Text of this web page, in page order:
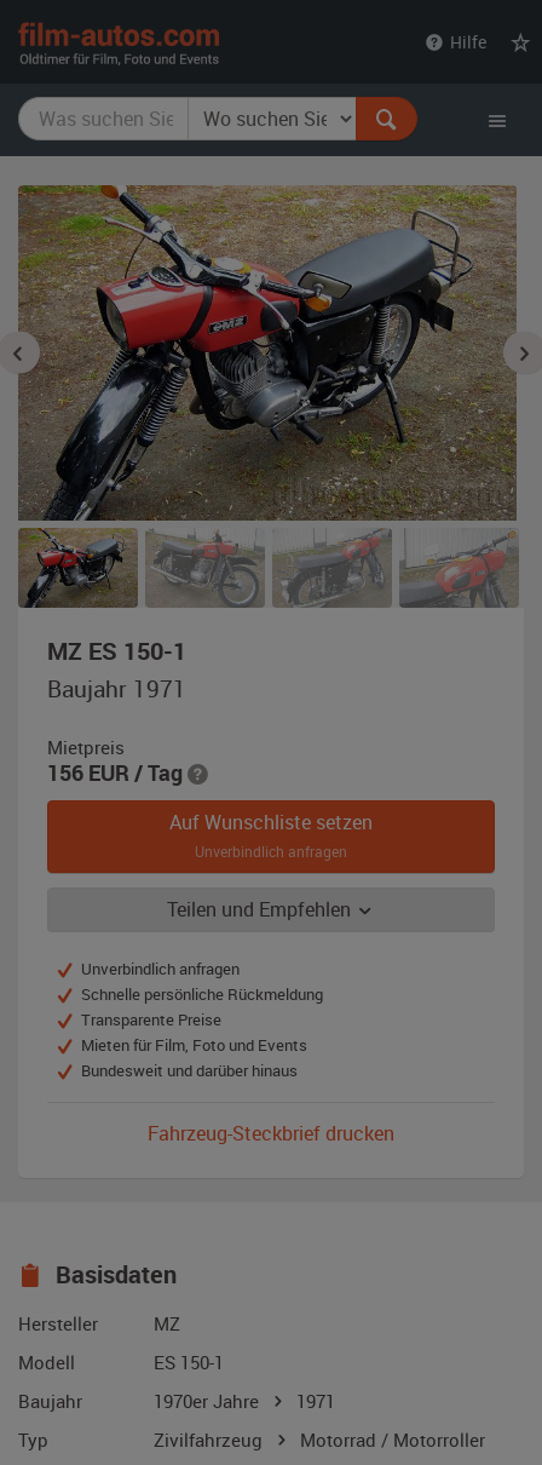
Hilfe
MZ ES 150-1
/
schwarz
Baujahr 1971
Mietpreis
156 EUR / Tag
Auf Wunschliste setzen
Unverbindlich anfragen
Teilen und Empfehlen
Unverbindlich anfragen
Schnelle persönliche Rückmeldung
Transparente Preise
Mieten für Film, Foto und Events
Bundesweit und darüber hinaus
Fahrzeug-Steckbrief drucken
Basisdaten
Hersteller
MZ
Modell
ES 150-1
Baujahr
1970er Jahre
1971
Typ
Zivilfahrzeug
Motorrad / Motorroller